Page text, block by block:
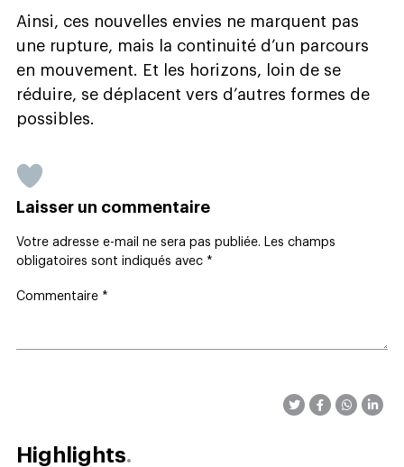
Ainsi, ces nouvelles envies ne marquent pas
une rupture, mais la continuité d’un parcours
en mouvement. Et les horizons, loin de se
réduire, se déplacent vers d’autres formes de
possibles.
Laisser un commentaire
Votre adresse e-mail ne sera pas publiée.
Les champs
obligatoires sont indiqués avec *
Commentaire *
Highlights